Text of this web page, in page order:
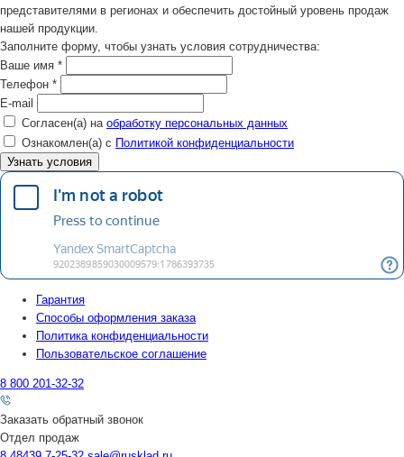
представителями в регионах и обеспечить достойный уровень продаж
нашей продукции.
Заполните форму, чтобы узнать условия сотрудничества:
Ваше имя *
Телефон *
E-mail
Согласен(а) на обработку персональных данных
Ознакомлен(а) с Политикой конфиденциальности
Гарантия
Способы оформления заказа
Политика конфиденциальности
Пользовательское соглашение
8 800 201-32-32
Заказать обратный звонок
Отдел продаж